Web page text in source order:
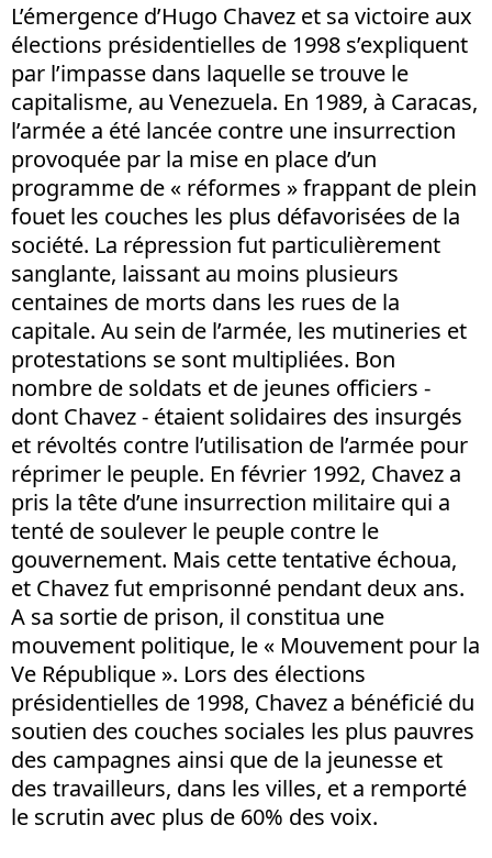
L’émergence d’Hugo Chavez et sa victoire aux
élections présidentielles de 1998 s’expliquent
par l’impasse dans laquelle se trouve le
capitalisme, au Venezuela. En 1989, à Caracas,
l’armée a été lancée contre une insurrection
provoquée par la mise en place d’un
programme de « réformes » frappant de plein
fouet les couches les plus défavorisées de la
société. La répression fut particulièrement
sanglante, laissant au moins plusieurs
centaines de morts dans les rues de la
capitale. Au sein de l’armée, les mutineries et
protestations se sont multipliées. Bon
nombre de soldats et de jeunes officiers -
dont Chavez - étaient solidaires des insurgés
et révoltés contre l’utilisation de l’armée pour
réprimer le peuple. En février 1992, Chavez a
pris la tête d’une insurrection militaire qui a
tenté de soulever le peuple contre le
gouvernement. Mais cette tentative échoua,
et Chavez fut emprisonné pendant deux ans.
A sa sortie de prison, il constitua une
mouvement politique, le « Mouvement pour la
Ve République ». Lors des élections
présidentielles de 1998, Chavez a bénéficié du
soutien des couches sociales les plus pauvres
des campagnes ainsi que de la jeunesse et
des travailleurs, dans les villes, et a remporté
le scrutin avec plus de 60% des voix.